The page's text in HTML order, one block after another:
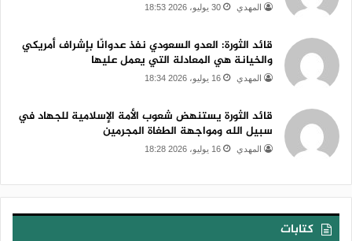
المهدي 30 يوليو، 2026 18:53
قائد الثورة: العدو السعودي نفذ عدوانًا بإشراف أمريكي
والخيانة هي المعادلة التي يعمل عليها
المهدي 16 يوليو، 2026 18:34
قائد الثورة يستنهض شعوب الأمة الإسلامية للجهاد في
سبيل الله ومواجهة الطغاة المجرمين
المهدي 16 يوليو، 2026 18:28
كتابات